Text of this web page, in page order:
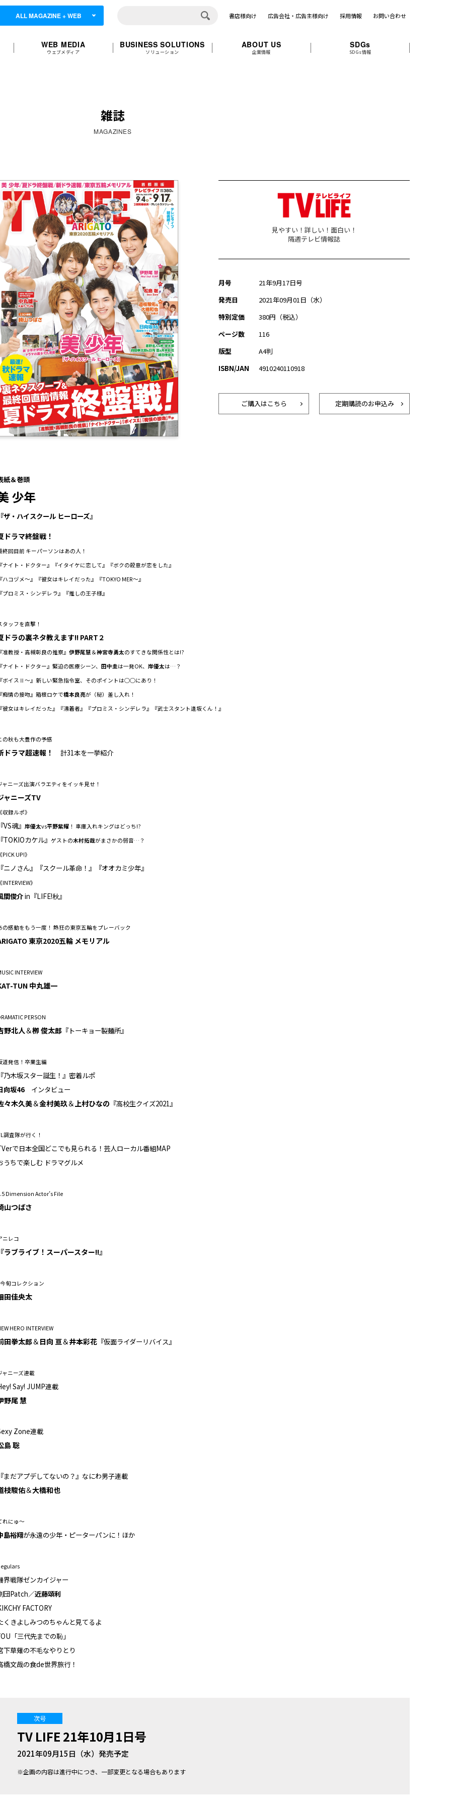
ALL MAGAZINE + WEB 書店様向け 広告会社・広告主様向け 採用情報 お問い合わせ
WEB MEDIA
ウェブメディア
BUSINESS SOLUTIONS
ソリューション
ABOUT US
企業情報
SDGs
SDGs情報
雑誌
MAGAZINES
見やすい！詳しい！面白い！
隔週テレビ情報誌
月号
21年9月17日号
発売日
2021年09月01日（水）
特別定価
380円（税込）
ページ数
116
版型
A4判
ISBN/JAN
4910240110918
ご購入はこちら 定期購読のお申込み
紙＆巻頭
少年
ザ・ハイスクール ヒーローズ』
ドラマ終盤戦！
終回目前 キーパーソンはあの人！
ナイト・ドクター』『イタイケに恋して』『ボクの殺意が恋をした』
ハコヅメ～』『彼女はキレイだった』『TOKYO MER～』
プロミス・シンデレラ』『推しの王子様』
タッフを直撃！
ドラの裏ネタ教えます!! PART２
准教授・高槻彰良の推察』 伊野尾慧 ＆神宮寺勇太のすてきな関係性とは!?
ナイト・ドクター』緊迫の医療シーン、 田中圭は一発OK、 岸優太は…？
ボイスⅡ～』新しい緊急指令室、そのポイントは◯◯にあり！
痴情の接吻』箱根ロケで橋本良亮が（秘）差し入れ！
彼女はキレイだった』『漂着者』『プロミス・シンデレラ』『武士スタント逢坂くん！』
の秋も大豊作の予感
ドラマ超速報！ 計31本を一挙紹介
ャニーズ出演バラエティをイッキ見せ！
ャニーズTV
収録ルポ》
VS魂』 岸優太vs平野紫耀 ！ 車庫入れキングはどっち!?
TOKIOカケル』 ゲストの木村拓哉がまさかの弱音…？
PICK UP!》
ニノさん』『スクール革命！』『オオカミ少年』
INTERVIEW》
間俊介in『LIFE!秋』
の感動をもう一度！ 熱狂の東京五輪をプレーバック
東京2020五輪 メモリアル
INTERVIEW
TUN 中丸雄一
PERSON
野北人＆栁 俊太郎 『トーキョー製麺所』
道発信！卒業生編
乃木坂スター誕生！』密着ルポ
向坂46 インタビュー
々木久美＆金村美玖＆ 上村ひなの 『高校生クイズ2021』
調査隊が行く！
で日本全国どこでも見られる！芸人ローカル番組MAP
うちで楽しむ ドラマグルメ
Dimension Actor’s File
山つばさ
ニレコ
ラブライブ！スーパースター!!』
旬コレクション
田佳央太
HERO INTERVIEW
田拳太郎＆ 日向 亘＆井本彩花 『仮面ライダーリバイス』
ャニーズ連載
Say! JUMP連載
野尾 慧
Zone連載
島 聡
まだアプデしてないの？』なにわ男子連載
枝駿佑＆大橋和也
れにゅ～
島裕翔が永遠の少年・ピーターパンに！ほか
界戦隊ゼンカイジャー
団Patch／近藤頌利
FACTORY
くきよしみつのちゃんと見てるよ
「三代先までの恥」
下草薙の不毛なやりとり
橋文哉の食de世界旅行！
次号
TV LIFE 21年10月1日号
2021年09月15日（水）発売予定
※企画の内容は進行中につき、一部変更となる場合もあります